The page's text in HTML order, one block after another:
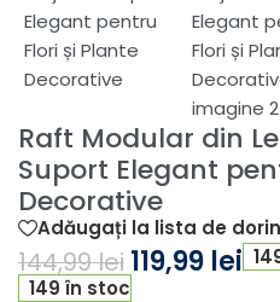
Raft Modular din
Suport Elegant
Decorative
Adăugați la lista de
144,99lei 119,99 lei
149 în stoc